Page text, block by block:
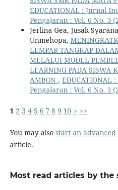
EDUCATIONAL : Jurnal
Pengajaran : Vol. 6 No. 3
Jerlina Gea, Jusak
Unmehopa,
LEMPAR TANGKAP
MELALUI MODEL
LEARNING PADA SISWA
AMBON , EDUCATIONAL
Pengajaran : Vol. 6 No. 3
1 2 3 4 5 6 7 8 9 10 > >>
You may also start an
article.
Most read articles by the